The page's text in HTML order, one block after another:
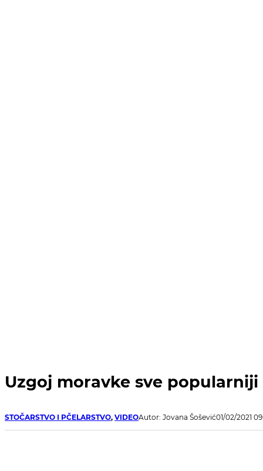
Uzgoj moravke sve
STOČARSTVO I PČELARSTVO, VIDEOAutor: Jovana Šošević01/02/2021